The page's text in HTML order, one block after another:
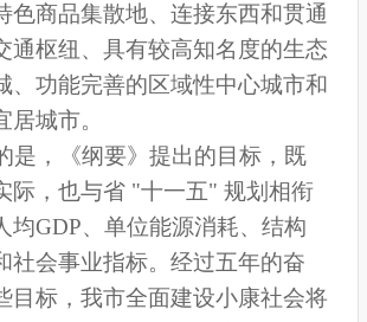
色商品集散地、连接东西和贯通
通枢纽、具有较高知名度的生态
、功能完善的区域性中心城市和
城市。
是，《纲要》提出的目标，既
际，也与省 "十一五" 规划相衔
均GDP、单位能源消耗、结构
社会事业指标。经过五年的奋
目标，我市全面建设小康社会将